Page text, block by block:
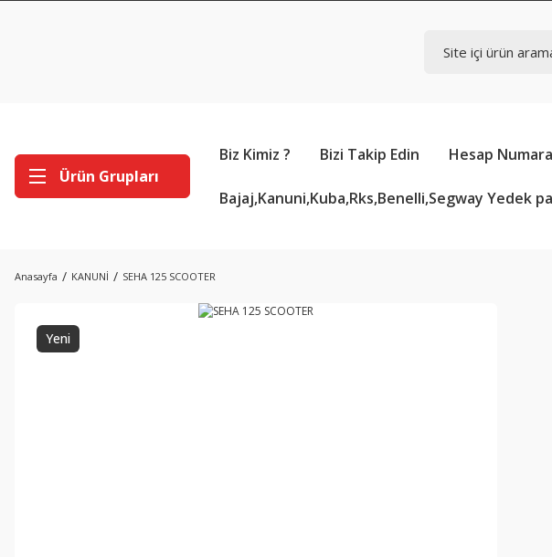
Ürün Grupları
Biz Kimiz ? Bizi Takip Edin Hesap
Bajaj,Kanuni,Kuba,Rks,Benelli,Segway Yedek
Anasayfa KANUNİ SEHA 125 SCOOTER
Yeni